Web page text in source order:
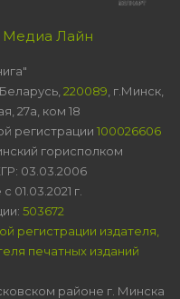
Медиа Лайн
220089 , г.Минск,
27а, ком 18
регистрации 100026606
горисполком
03.03.2006
01.03.2021 г.
503672
регистрации издателя,
печатных изданий
районе г. Минска